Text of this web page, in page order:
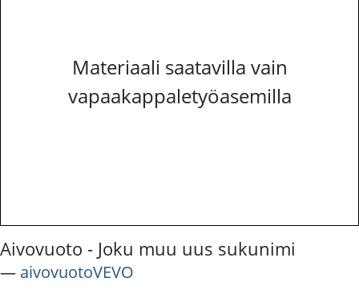
Materiaali saatavilla vain
vapaakappaletyöasemilla
Aivovuoto - Joku muu uus sukunimi
― aivovuotoVEVO